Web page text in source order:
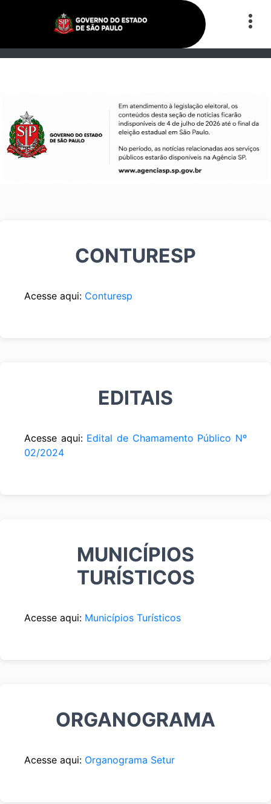
CONTURESP
Acesse aqui: Conturesp
EDITAIS
Acesse aqui: Edital de Chamamento Público Nº
02/2024
MUNICÍPIOS
TURÍSTICOS
Acesse aqui: Municípios Turísticos
ORGANOGRAMA
Acesse aqui: Organograma Setur